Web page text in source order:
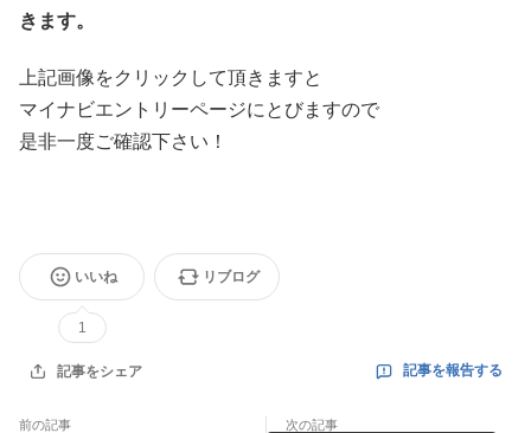
きます。
上記画像をクリックして頂きますと
マイナビエントリーページにとびますので
是非一度ご確認下さい！
いいね
1
リブログ
記事をシェア 記事を報告する
前の記事 次の記事